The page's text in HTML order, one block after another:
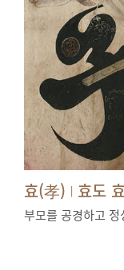
효(孝) | 효도
부모를 공경하고 정